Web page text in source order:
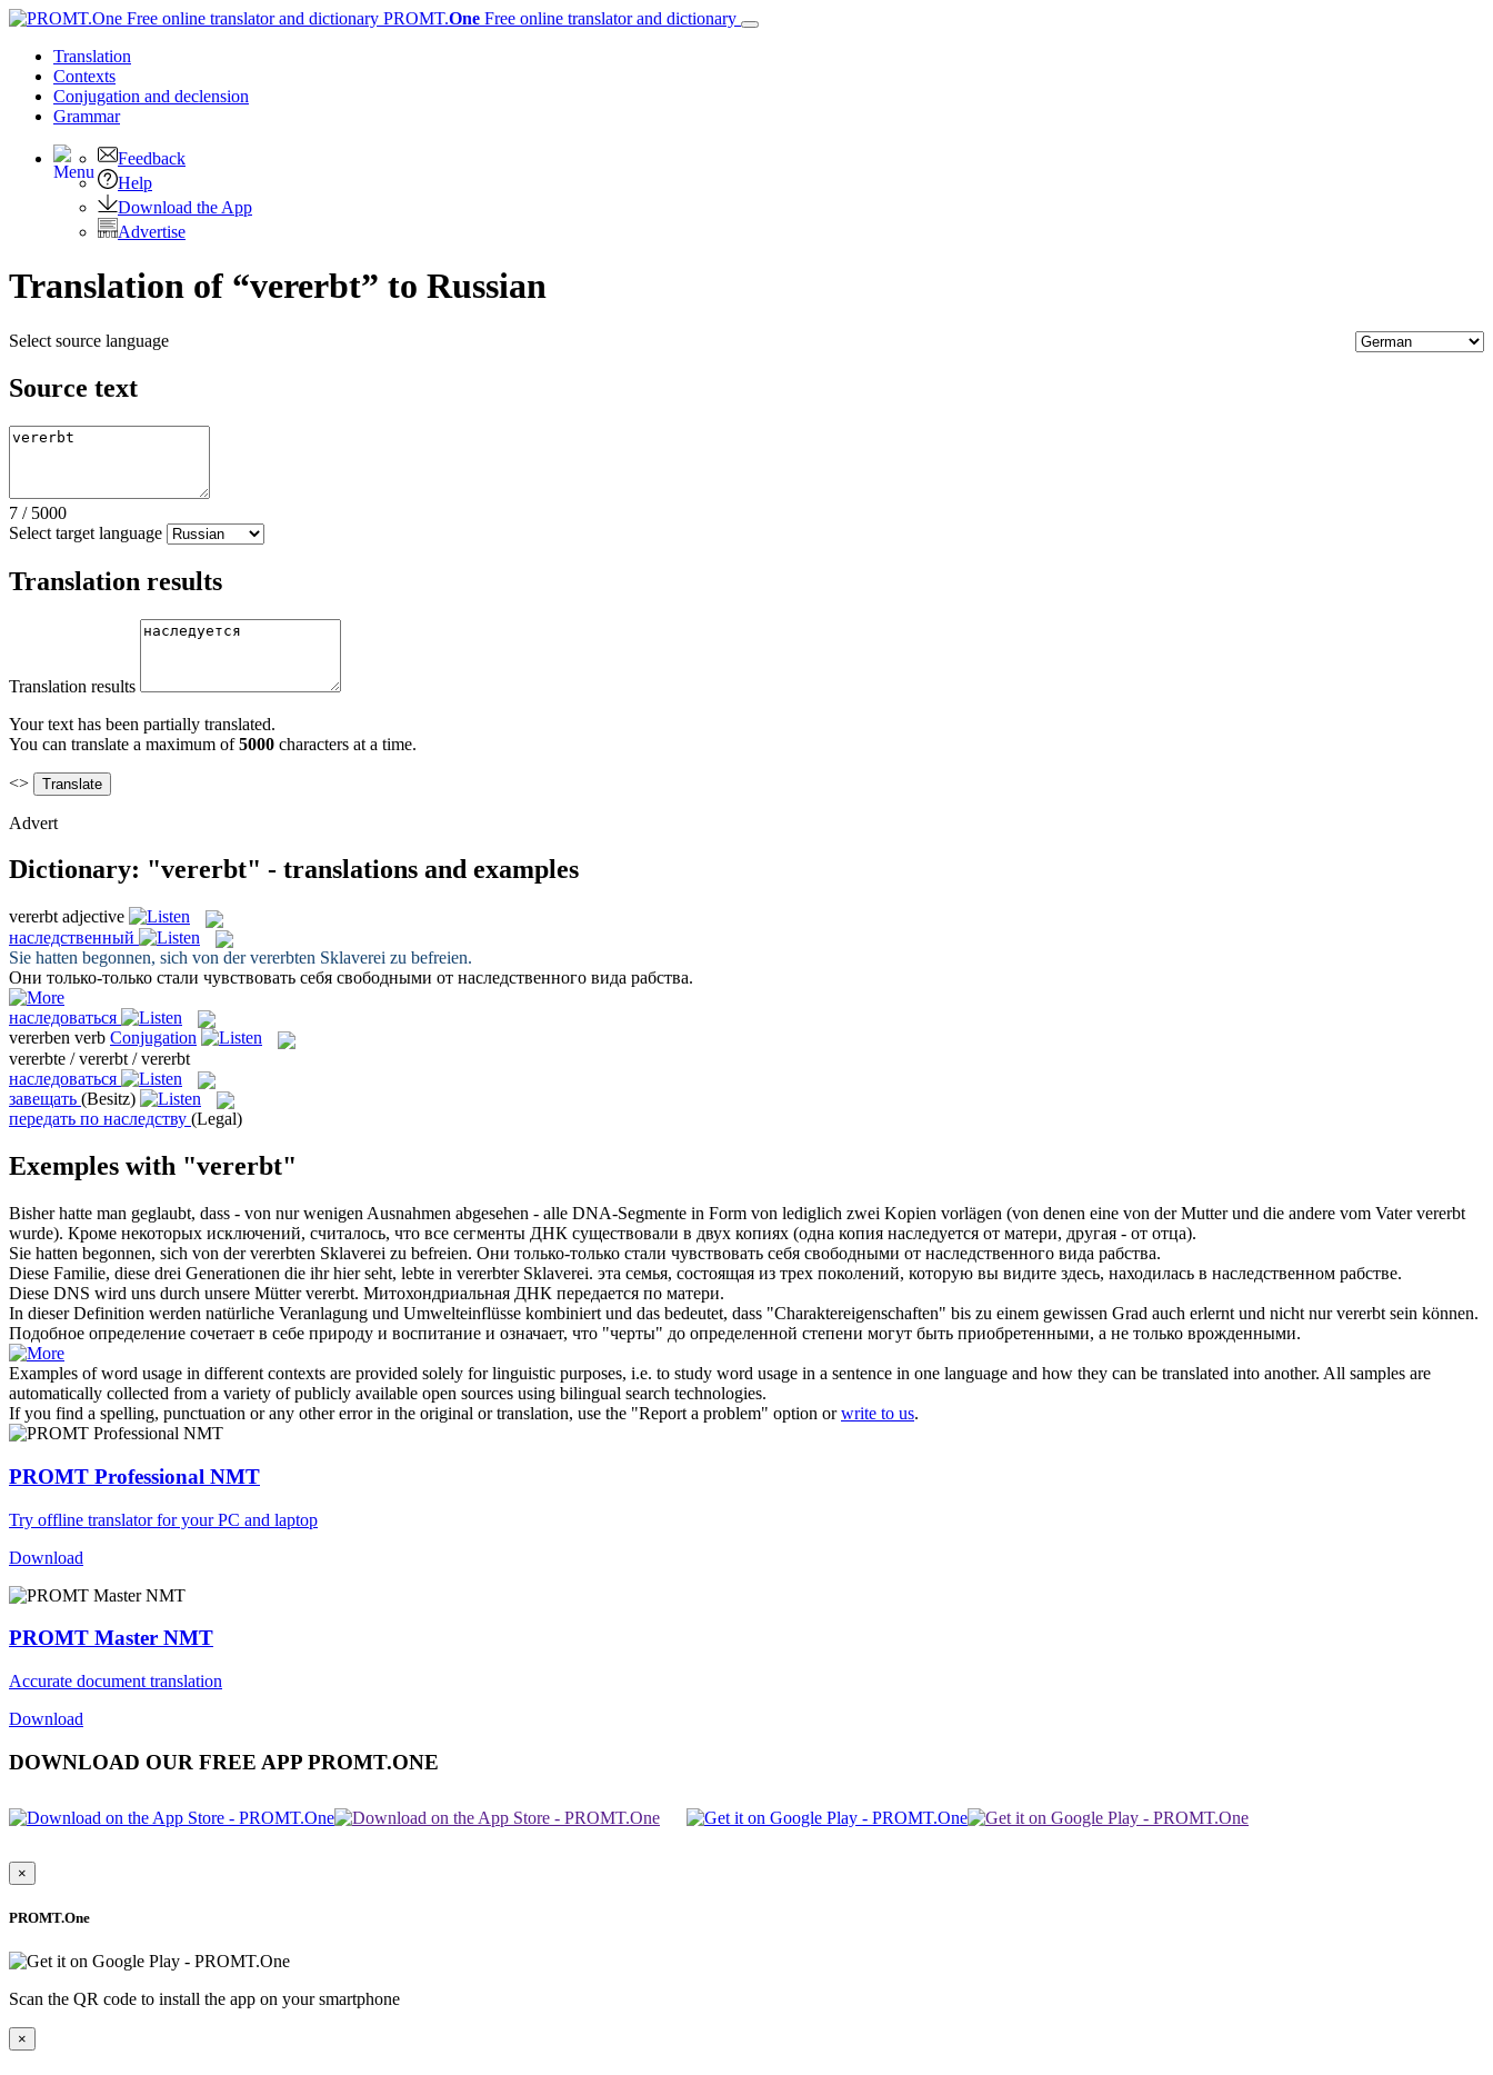
PROMT.One Free online translator and dictionary
Translation
Contexts
Conjugation and declension
Grammar
Feedback
Help
Download the App
Advertise
Translation of “vererbt” to Russian
Select source language
Source text
7 / 5000
Select target language
Translation results
Translation results
Your text has been partially translated.
You can translate a maximum of5000 characters at a time.
<>
Advert
Dictionary: "vererbt" - translations and examples
vererbt adjective
наследственный
Sie hatten begonnen, sich von dervererbten Sklaverei zu befreien.
Они только-только стали чувствовать себя свободными от наследственного вида рабства.
наследоваться
vererben verb Conjugation
vererbte / vererbt / vererbt
наследоваться
завещать (Besitz)
передать по наследству (Legal)
Exemples with "vererbt"
Bisher hatte man geglaubt, dass - von nur wenigen Ausnahmen abgesehen - alle DNA-Segmente in Form von lediglich zwei Kopien vorlägen (von denen eine von der Mutter und die andere vom Vatervererbt
wurde). Кроме некоторых исключений, считалось, что все сегменты ДНК существовали в двух копиях (одна копия наследуется от матери, другая - от отца).
Sie hatten begonnen, sich von dervererbten Sklaverei zu befreien. Они только-только стали чувствовать себя свободными от наследственного вида рабства.
Diese Familie, diese drei Generationen die ihr hier seht, lebte in vererbterSklaverei. эта семья, состоящая из трех поколений, которую вы видите здесь, находилась в наследственном рабстве.
Diese DNS wird uns durch unsere Müttervererbt. Митохондриальная ДНК передается по матери.
In dieser Definition werden natürliche Veranlagung und Umwelteinflüsse kombiniert und das bedeutet, dass "Charaktereigenschaften" bis zu einem gewissen Grad auch erlernt und nicht nurvererbt sein können.
Подобное определение сочетает в себе природу и воспитание и означает, что "черты" до определенной степени могут быть приобретенными, а не только врожденными.
Examples of word usage in different contexts are provided solely for linguistic purposes, i.e. to study word usage in a sentence in one language and how they can be translated into another. All samples are
automatically collected from a variety of publicly available open sources using bilingual search technologies.
If you find a spelling, punctuation or any other error in the original or translation, use the "Report a problem" option orwrite to us.
PROMT Professional NMT
Try offline translator for your PC and laptop
Download
PROMT Master NMT
Accurate document translation
Download
DOWNLOAD OUR FREE APP PROMT.ONE
×
PROMT.One
Scan the QR code to install the app on your smartphone
×